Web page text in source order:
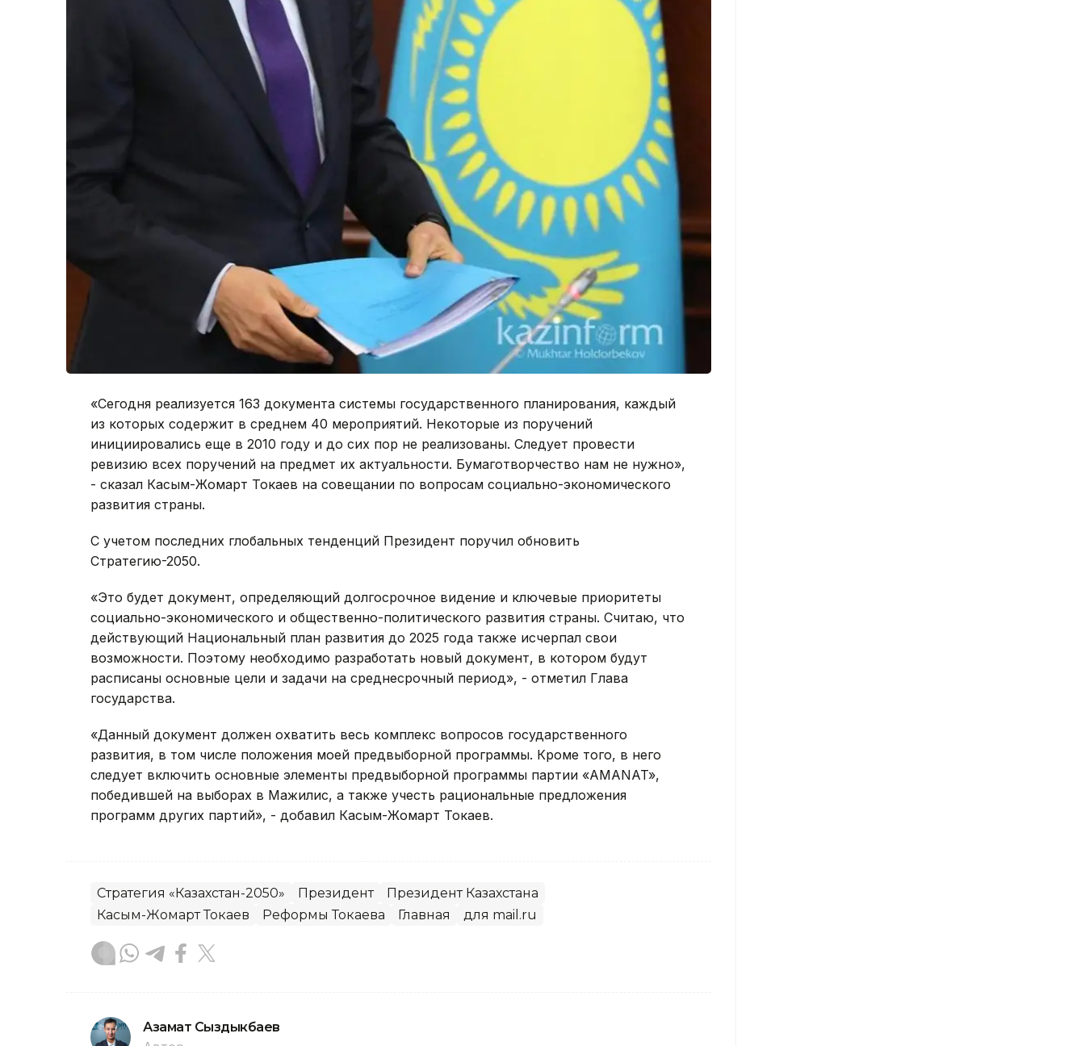
«Сегодня реализуется 163 документа системы государственного планирования, каждый
из которых содержит в среднем 40 мероприятий. Некоторые из поручений
инициировались еще в 2010 году и до сих пор не реализованы. Следует провести
ревизию всех поручений на предмет их актуальности. Бумаготворчество нам не нужно»,
- сказал Касым-Жомарт Токаев на совещании по вопросам социально-экономического
развития страны.
С учетом последних глобальных тенденций Президент поручил обновить
Стратегию-2050.
«Это будет документ, определяющий долгосрочное видение и ключевые приоритеты
социально-экономического и общественно-политического развития страны. Считаю, что
действующий Национальный план развития до 2025 года также исчерпал свои
возможности. Поэтому необходимо разработать новый документ, в котором будут
расписаны основные цели и задачи на среднесрочный период», - отметил Глава
государства.
«Данный документ должен охватить весь комплекс вопросов государственного
развития, в том числе положения моей предвыборной программы. Кроме того, в него
следует включить основные элементы предвыборной программы партии «АMANAT»,
победившей на выборах в Мажилис, а также учесть рациональные предложения
программ других партий», - добавил Касым-Жомарт Токаев.
Стратегия «Казахстан-2050» Президент
Президент Казахстана
Касым-Жомарт Токаев
Реформы Токаева Главная для mail.ru
Азамат Сыздыкбаев